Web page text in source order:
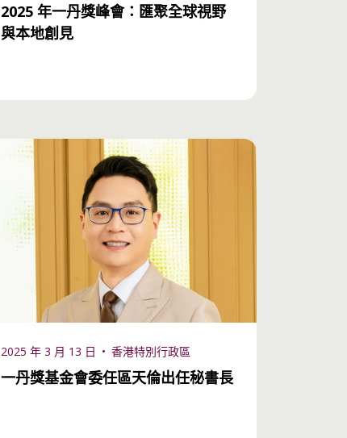
2025 年一丹獎峰會：匯聚全球視野
與本地創見
2025 年 3 月 13 日 香港特別行政區
一丹獎基金會委任區天倫出任秘書長